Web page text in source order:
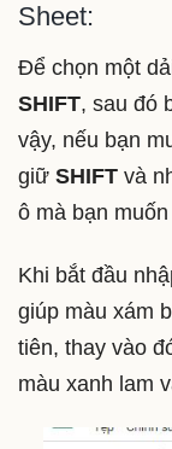
Sheet:
Để chọn một
SHIFT, sau đó
vậy, nếu bạn
giữ SHIFT và
ô mà bạn
Khi bắt đầu
giúp màu xám
tiên, thay vào
màu xanh lam